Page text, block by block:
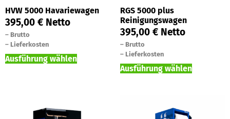
HVW 5000 Havariewagen
395,00 € Netto
– Brutto
– Lieferkosten
Ausführung wählen
RGS 5000 plus
Reinigungswagen
395,00 € Netto
– Brutto
– Lieferkosten
Ausführung wählen